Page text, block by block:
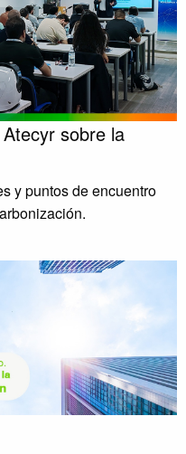
sobre la
y puntos de encuentro